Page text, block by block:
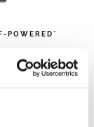
POWERED*